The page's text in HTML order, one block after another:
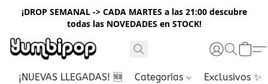
¡DROP SEMANAL -> CADA MARTES a las 21:00 descubre
todas las NOVEDADES en STOCK!
¡NUEVAS LLEGADAS! 🆕 Categorías Exclusivos ✨